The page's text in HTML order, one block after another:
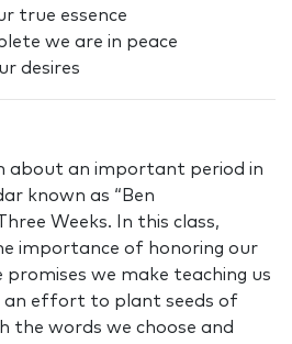
true essence
we are in peace
desires
about an important period in
known as “Ben
Weeks. In this class,
importance of honoring our
we make teaching us
an effort to plant seeds of
the words we choose and